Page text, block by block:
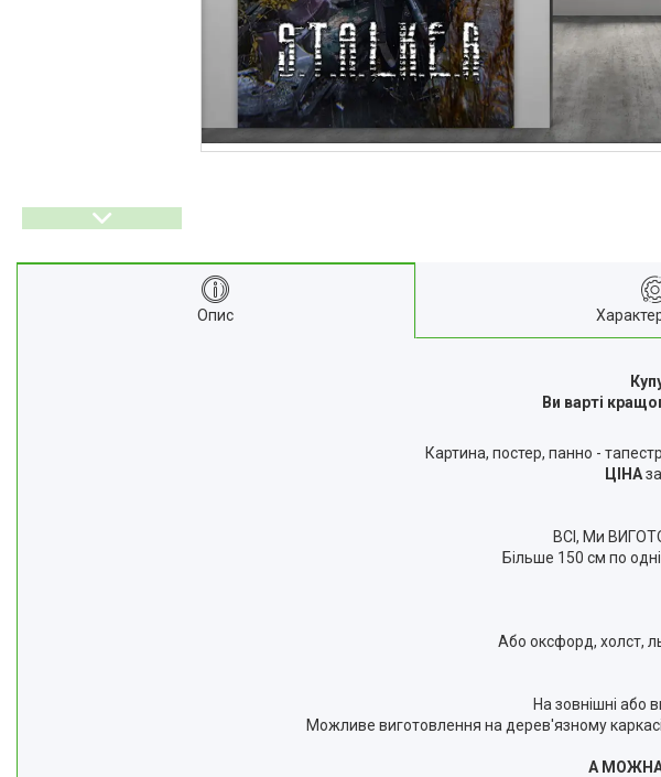
Опис
Ви варті
Картина, постер, панно -
ЦІНА
ВСІ, Ми
Більше 150 см по
Або оксфорд, холст,
На зовнішні або
Можливе виготовлення на дерев'язному
А